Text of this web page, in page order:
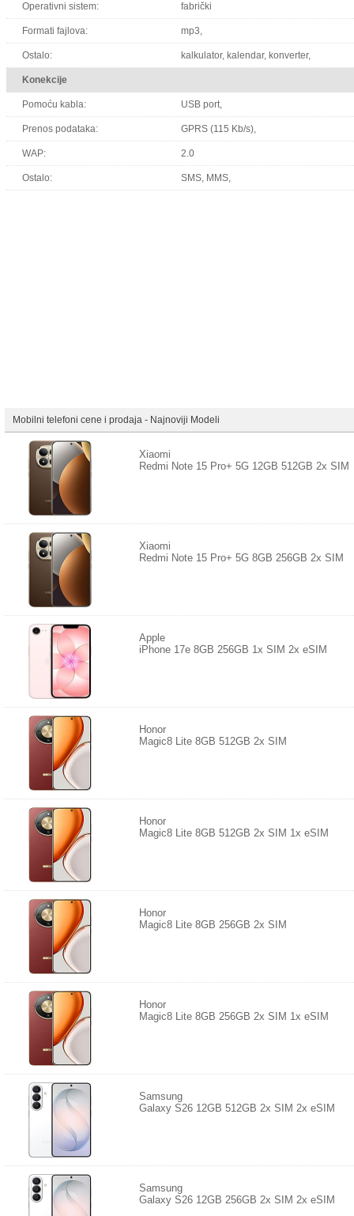
Operativni sistem: fabrički
Formati fajlova: mp3,
Ostalo: kalkulator, kalendar, konverter,
Konekcije
Pomoću kabla: USB port,
Prenos podataka: GPRS (115 Kb/s),
WAP: 2.0
Ostalo: SMS, MMS,
Mobilni telefoni cene i prodaja - Najnoviji Modeli
Xiaomi
Redmi Note 15 Pro+ 5G 12GB 512GB 2x SIM
Xiaomi
Redmi Note 15 Pro+ 5G 8GB 256GB 2x SIM
Apple
iPhone 17e 8GB 256GB 1x SIM 2x eSIM
Honor
Magic8 Lite 8GB 512GB 2x SIM
Honor
Magic8 Lite 8GB 512GB 2x SIM 1x eSIM
Honor
Magic8 Lite 8GB 256GB 2x SIM
Honor
Magic8 Lite 8GB 256GB 2x SIM 1x eSIM
Samsung
Galaxy S26 12GB 512GB 2x SIM 2x eSIM
Samsung
Galaxy S26 12GB 256GB 2x SIM 2x eSIM